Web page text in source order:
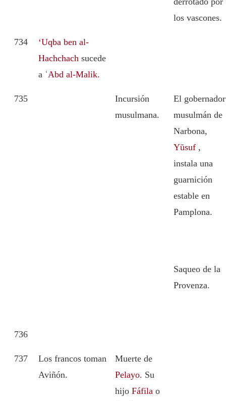
los vascones.
734
‘Uqba ben al-
Hachchach sucede
a ʿAbd al-Malik.
735
Incursión
musulmana.
El gobernador
musulmán de
Narbona,
Yūsuf ,
instala una
guarnición
estable en
Pamplona.
Saqueo de la
Provenza.
736
737
Los francos toman
Aviñón.
Muerte de
Pelayo. Su
hijo Fáfila o